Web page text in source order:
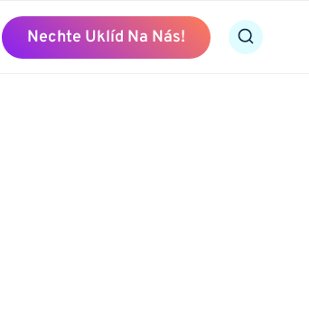
Nechte Uklíd Na Nás!